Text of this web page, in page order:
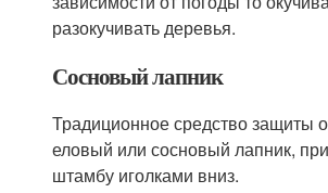
разокучивать деревья.
Сосновый лапник
Традиционное средство защиты
еловый или сосновый лапник,
штамбу иголками вниз.